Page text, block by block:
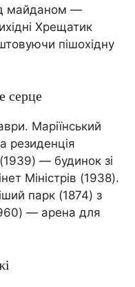
майданом —
Хрещатик
пішохідну
серце
Маріїнський
резиденція
— будинок зі
Міністрів (1938).
парк (1874) з
— арена для